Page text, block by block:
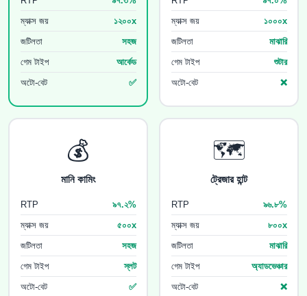
ম্যাক্স জয়
১২০০x
জটিলতা
সহজ
গেম টাইপ
আর্কেড
অটো-বেট
✅
ম্যাক্স জয়
১০০০x
জটিলতা
মাঝারি
গেম টাইপ
শুটার
অটো-বেট
❌
💰
মানি কামিং
RTP
৯৭.২%
ম্যাক্স জয়
৫০০x
জটিলতা
সহজ
গেম টাইপ
স্লট
অটো-বেট
✅
🗺️
ট্রেজার হান্ট
RTP
৯৬.৮%
ম্যাক্স জয়
৮০০x
জটিলতা
মাঝারি
গেম টাইপ
অ্যাডভেঞ্চার
অটো-বেট
❌